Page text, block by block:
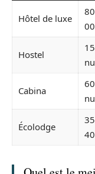
Hôtel de luxe
Hostel
Cabina
Écolodge